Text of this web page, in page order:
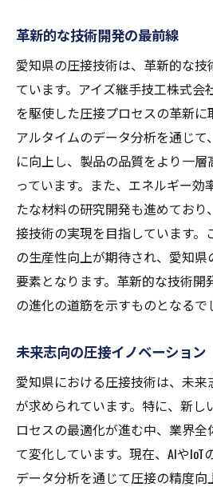
革新的な技術開発の最前線
愛知県の圧接技術は、革新的な技
ています。アイズ継手技工株式会
を駆使した圧接プロセスの革新に
アルタイムのデータ分析を通じて
に向上し、製品の品質をより一
っています。また、エネルギー効
たな材料の研究開発も進めてお
接技術の実現を目指しています。
の生産性向上が期待され、愛知
要素となります。革新的な技術開
の進化の道筋を示すものとなるで
未来志向の圧接イノベーション
愛知県における圧接技術は、未
が求められています。特に、新し
ロセスの最適化が進む中、業界
て変化しています。現在、AIやIoT
データ分析を通じて圧接の精度向